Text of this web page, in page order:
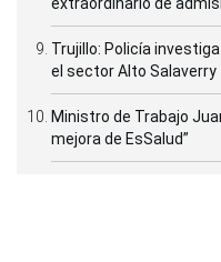
Trujillo: Policía
el sector Alto Salaverry
Ministro de Trabajo
mejora de EsSalud”